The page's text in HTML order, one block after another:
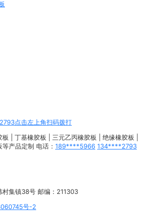
点击左上角扫码拨打
| 丁基橡胶板 | 三元乙丙橡胶板 | 绝缘橡胶板 |
产品定制 电话： 189****5966 134****2793
集镇38号 邮编：211303
号-2